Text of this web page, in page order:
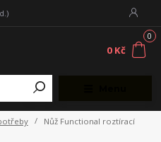
0
0 Kč
Nůž Functional roztírací